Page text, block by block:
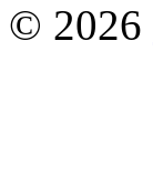
© 2026